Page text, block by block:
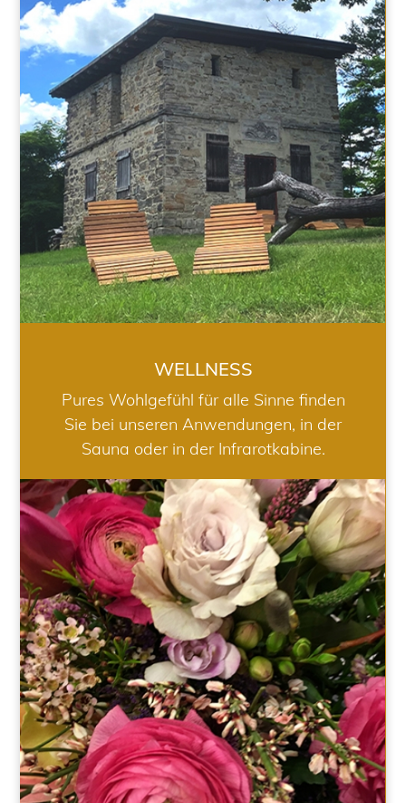
WELLNESS
WELLNESS
Pures Wohlgefühl für alle Sinne finden
Sie bei unseren Anwendungen, in der
Sauna oder in der Infrarotkabine.
HOCHZEIT